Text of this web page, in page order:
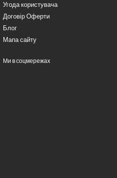
Угода користувача
Договір Оферти
Блог
Мапа сайту
Ми в соцмережах